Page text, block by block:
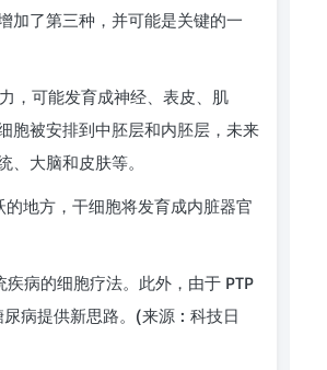
加了第三种，并可能是关键的一
，可能发育成神经、表皮、肌
胞被安排到中胚层和内胚层，未来
、大脑和皮肤等。
地方，干细胞将发育成内脏器官
病的细胞疗法。此外，由于 PTP
病提供新思路。 (来源 : 科技日